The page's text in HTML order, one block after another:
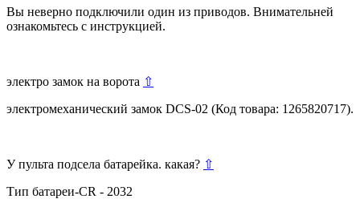
Вы неверно подключили один из приводов. Внимательней
ознакомьтесь с инструкцией.
электро замок на ворота ⇧
электромеханический замок DCS-02 (Код товара: 1265820717).
У пульта подсела батарейка. какая? ⇧
Тип батареи-CR - 2032